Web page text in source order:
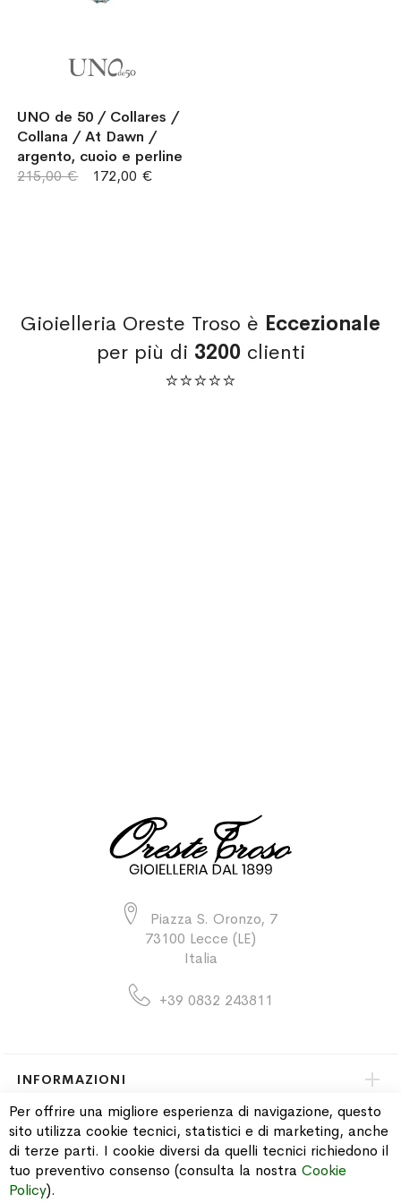
UNO de 50 / Collares /
Collana / At Dawn /
argento, cuoio e perline
172,00 €
215,00 €
Gioielleria Oreste Troso è Eccezionale
per più di 3200clienti
⭐⭐⭐⭐⭐
Piazza S. Oronzo, 7
73100 Lecce (LE)
Italia
+39 0832 243811
INFORMAZIONI
PAGAMENTI & SPEDIZIONI
CATALOGO
Per offrire una migliore esperienza di navigazione, questo
sito utilizza cookie tecnici, statistici e di marketing, anche
di terze parti. I cookie diversi da quelli tecnici richiedono il
tuo preventivo consenso (consulta la nostra Cookie
Policy).